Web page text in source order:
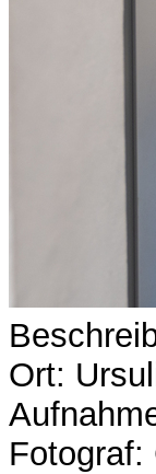
Ort:
Fotograf: